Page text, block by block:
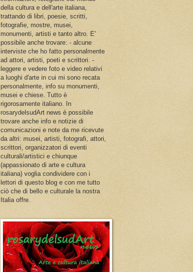
della cultura e dell'arte italiana,
trattando di libri, poesie, scritti,
fotografie, mostre, musei,
monumenti, artisti e tanto altro. E'
possibile anche trovare: - alcune
interviste che ho fatto personalmente
ad attori, artisti, poeti e scrittori. -
leggere e vedere foto e video relativi
a luoghi d'arte in cui mi sono recata
personalmente, info su monumenti,
musei e chiese. Tutto è
rigorosamente italiano. In
rosarydelsudArt news è possibile
trovare anche info e notizie di
comunicazioni e note da me ricevute
da altri: musei, artisti, fotografi, attori,
scrittori, organizzatori di eventi
culturali/artistici e chiunque
(appassionato di arte e cultura
italiana) voglia condividere con i
lettori di questo blog e con me tutto
ciò che di bello e culturale la nostra
Italia offre.